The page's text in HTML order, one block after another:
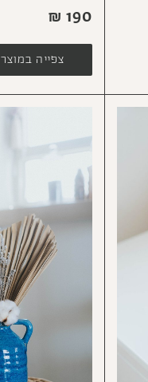
₪ 190
צפייה במוצר